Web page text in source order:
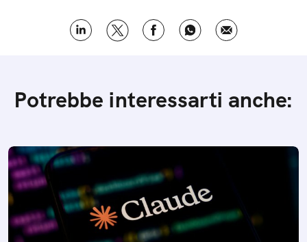
Potrebbe interessarti anche: